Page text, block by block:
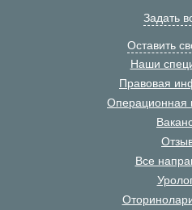
Задать
Оставить
Наши
Правовая
Операционная
Все